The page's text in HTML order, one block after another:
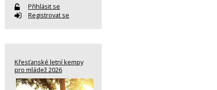
Přihlásit se
Registrovat se
Křesťanské letní kempy
pro mládež 2026